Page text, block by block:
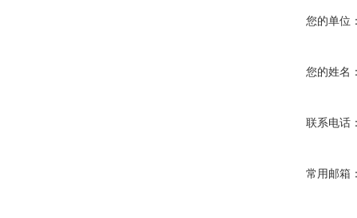
您的单位
您的姓名
联系电话
常用邮箱